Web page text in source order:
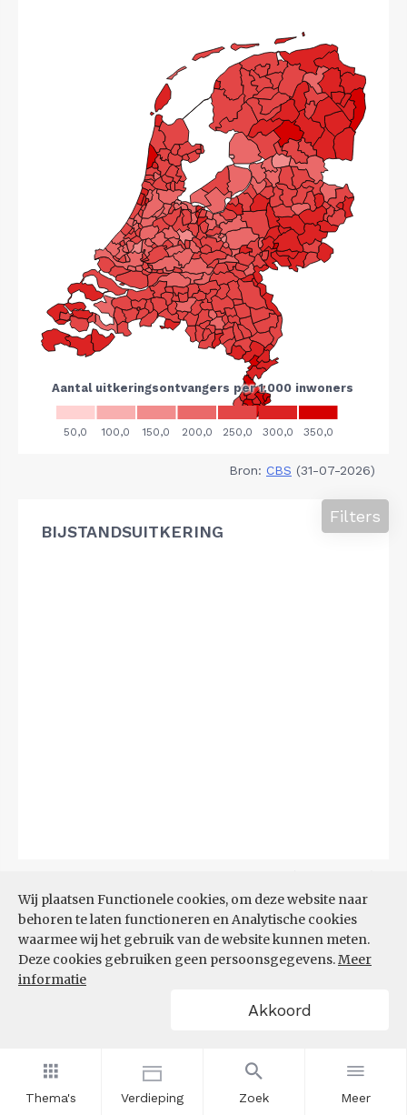
Thema's Verdieping Zoek Meer
Wij plaatsen Functionele cookies, om deze website naar
behoren te laten functioneren en Analytische cookies
waarmee wij het gebruik van de website kunnen meten.
Deze cookies gebruiken geen persoonsgegevens.Meer
informatie
Akkoord
Bron: CBS (31-07-2026)
BIJSTANDSUITKERING
Filters
BIJSTANDSUITKERING PER
1.000 INWONERS
Filters